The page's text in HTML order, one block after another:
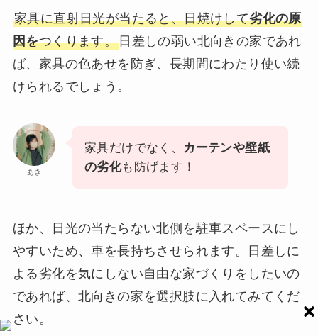
家具に直射日光が当たると、日焼けして劣化の原
因をつくります。 日差しの弱い北向きの家であれ
ば、家具の色あせを防ぎ、長期間にわたり使い続
けられるでしょう。
あき
家具だけでなく、 カーテンや壁紙
の劣化も防げます！
ほか、日光の当たらない北側を駐車スペースにし
やすいため、車を長持ちさせられます。日差しに
よる劣化を気にしない自由な家づくりをしたいの
であれば、北向きの家を選択肢に入れてみてくだ
さい。